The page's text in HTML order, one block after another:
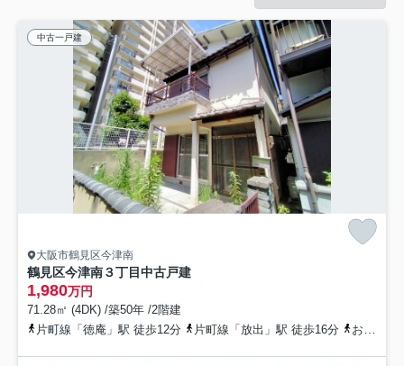
中古一戸建
大阪市鶴見区今津南
鶴見区今津南３丁目中古戸建
1,980万円
71.28㎡ (4DK) /築50年 /2階建
片町線「徳庵」駅 徒歩12分
片町線「放出」駅 徒歩16分 おおさか東線「高井田中央」駅 徒歩22分